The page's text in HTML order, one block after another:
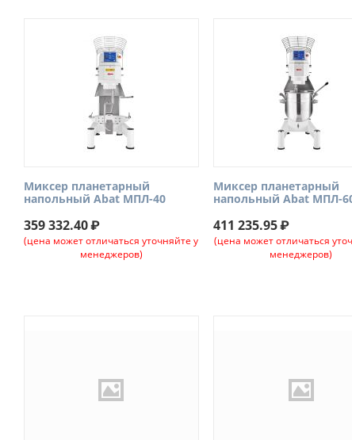
Миксер планетарный
напольный Abat МПЛ-40
359 332.40₽
(цена может отличаться уточняйте у
менеджеров)
Миксер планетарный
напольный Abat МПЛ-
411 235.95₽
(цена может отличаться
менеджеров)